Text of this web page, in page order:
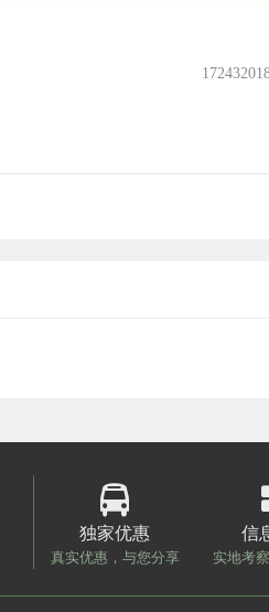
独家优惠
真实优惠，与您分享
信
实地考